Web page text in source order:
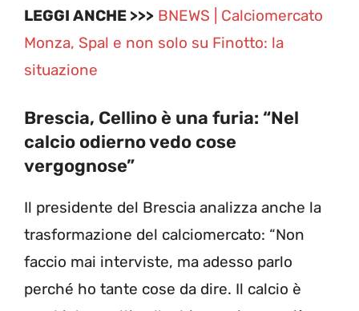
LEGGI ANCHE >>> BNEWS | Calciomercato
Monza, Spal e non solo su Finotto: la
situazione
Brescia, Cellino è una furia: “Nel
calcio odierno vedo cose
vergognose”
Il presidente del Brescia analizza anche la
trasformazione del calciomercato: “Non
faccio mai interviste, ma adesso parlo
perché ho tante cose da dire. Il calcio è